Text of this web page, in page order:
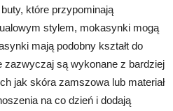
które przypominają
stylem, mokasynki mogą
mają podobny kształt do
zazwyczaj są wykonane z bardziej
jak skóra zamszowa lub materiał
na co dzień i dodają